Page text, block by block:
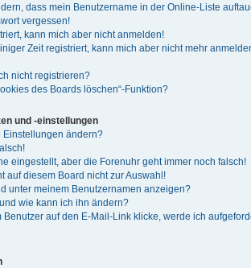
dass mein Benutzername in der Online-Liste
vergessen!
kann mich aber nicht anmelden!
Zeit registriert, kann mich aber nicht mehr
nicht registrieren?
des Boards löschen“-Funktion?
und -einstellungen
Einstellungen ändern?
eingestellt, aber die Forenuhr geht immer noch falsch!
auf diesem Board nicht zur Auswahl!
unter meinem Benutzernamen anzeigen?
wie kann ich ihn ändern?
Benutzer auf den E-Mail-Link klicke, werde ich